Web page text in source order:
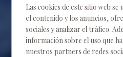
EXPERIMENTA LA
Las cookies de este sitio web
el contenido y los anuncios,
sociales y analizar el tráfico.
información sobre el uso que
nuestros partners de redes